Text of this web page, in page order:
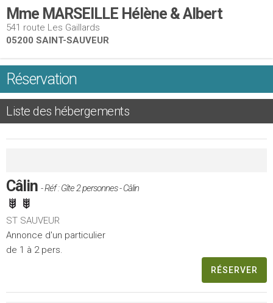
Mme MARSEILLE Hélène & Albert
541 route Les Gaillards
05200 SAINT-SAUVEUR
Réservation
Liste des hébergements
Câlin - Réf : Gîte 2 personnes - Câlin
ST SAUVEUR
Annonce d'un particulier
de 1 à 2 pers.
RÉSERVER